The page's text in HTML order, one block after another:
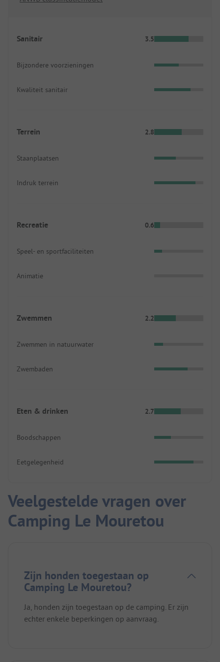
Sanitair 3.5
Bijzondere voorzieningen
Kwaliteit sanitair
Terrein 2.8
Staanplaatsen
Indruk terrein
Recreatie 0.6
Speel- en sportfaciliteiten
Animatie
Zwemmen 2.2
Zwemmen in natuurwater
Zwembaden
Eten & drinken 2.7
Boodschappen
Eetgelegenheid
Veelgestelde vragen over
Camping Le Mouretou
Zijn honden toegestaan op
Camping Le Mouretou?
Ja, honden zijn toegestaan op de camping. Er zijn
echter enkele beperkingen op aanvraag.